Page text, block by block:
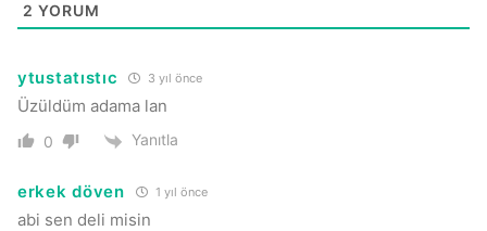
2 YORUM
ytustatıstıc 3 yıl önce
Üzüldüm adama lan
0 Yanıtla
erkek döven 1 yıl önce
abi sen deli misin